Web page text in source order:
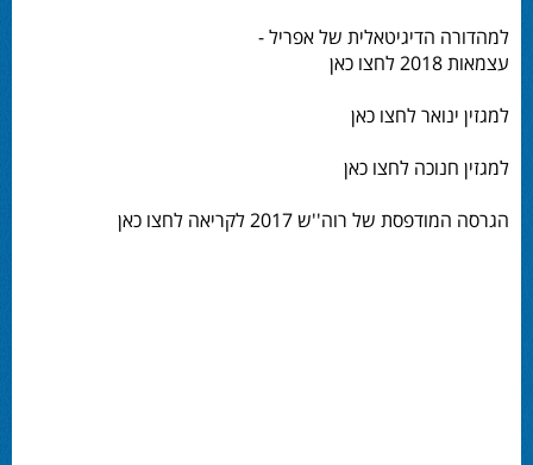
למהדורה הדיגיטאלית של אפריל -
עצמאות 2018 לחצו כאן
למגזין ינואר לחצו כאן
למגזין חנוכה לחצו כאן
הגרסה המודפסת של רוה''ש 2017 לקריאה לחצו כאן